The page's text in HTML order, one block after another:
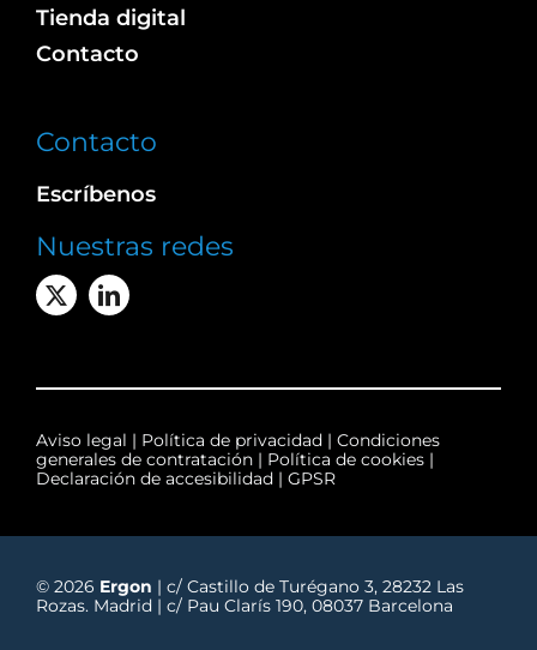
Tienda digital
Contacto
Contacto
Escríbenos
Nuestras redes
Aviso legal | Política de privacidad | Condiciones
generales de contratación| Política de cookies|
Declaración de accesibilidad | GPSR
© 2026 Ergon | c/ Castillo de Turégano 3, 28232 Las
Rozas. Madrid | c/ Pau Clarís 190, 08037 Barcelona